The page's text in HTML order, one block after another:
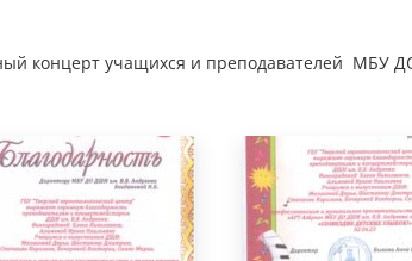
концерт учащихся и преподавателей